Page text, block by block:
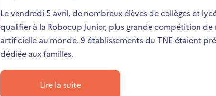
Le vendredi 5 avril, de nombreux élèves de collèges et
qualifier à la Robocup Junior, plus grande compétition
artificielle au monde. 9 établissements du TNE étaient
dédiée aux familles.
Lire la suite